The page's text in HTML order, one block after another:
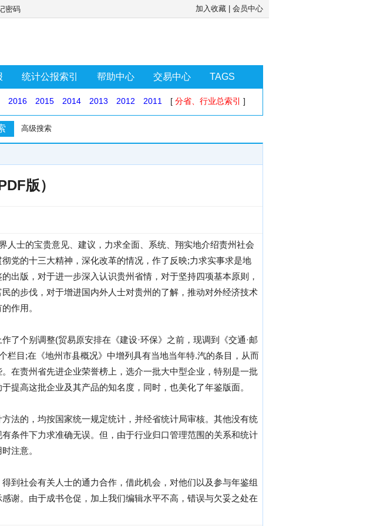
密码 加入收藏 会员中心
统计公报索引 帮助中心 交易中心 TAGS
2016 2015 2014 2013 2012 2011 [ 分省、行业总索引 ]
高级搜索
版）
人士的宝贵意见、建议，力求全面、系统、翔实地介绍责州社会
党的十三大精神，深化改革的情况，作了反映;力求实事求是地
出版，对于进一步深入认识贵州省情，对于坚持四项基本原则，
的步伐，对于增进国内外人士对贵州的了解，推动对外经济技术
作用。
了个别调整(贸易原安排在《建设·环保》之前，现调到《交通·邮
栏目;在《地州市县概况》中增列具有当地当年特.汽的条目，从而
在责州省先进企业荣誉榜上，选介一批大中型企业，特别是一批
提高这批企业及其产品的知名度，同时，也美化了年鉴版面。
法的，均按国家统一规定统计，并经省统计局审核。其他没有统
条件下力求准确无误。但，由于行业归口管理范围的关系和统计
注意。
到社会有关人士的通力合作，借此机会，对他们以及参与年鉴组
谢。由于成书仓促，加上我们编辑水平不高，错误与欠妥之处在